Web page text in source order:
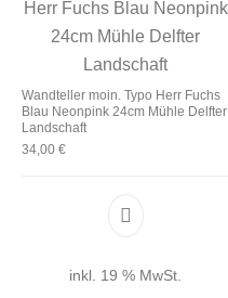
Wandteller moin. Typo Herr Fuchs
Blau Neonpink 24cm Mühle Delfter
Landschaft
34,00 €
inkl. 19 % MwSt.